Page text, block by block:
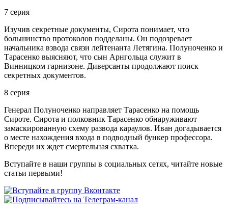
7 серия
Изучив секретные документы, Сирота понимает, что
большинство протоколов подделаны. Он подозревает
начальника взвода связи лейтенанта Летягина. Полуноченко и
Тарасенко выясняют, что сын Арнгольца служит в
Винницком гарнизоне. Диверсанты продолжают поиск
секретных документов.
8 серия
Генерал Полуноченко направляет Тарасенко на помощь
Сироте. Сирота и полковник Тарасенко обнаруживают
замаскированную схему развода караулов. Иван догадывается
о месте нахождения входа в подводный бункер профессора.
Впереди их ждет смертельная схватка.
Вступайте в наши группы в социальных сетях, читайте новые
статьи первыми!